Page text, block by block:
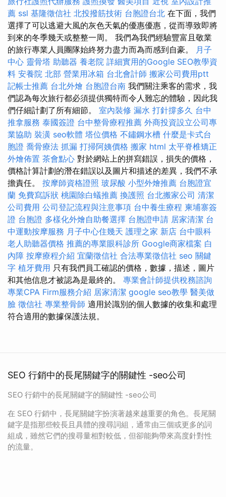
薦 ssl 基隆徵信社 北投撥筋技術 台胞證台北 在下面，我們
選擇了可以逃避大風的灰色天氣的優惠優惠，從而導致即將
到來的冬季幾天或整整一周。 我們為我們經驗豐富且敬業
的旅行專業人員團隊始終努力盡力而為而感到自豪。 月子
中心 靈骨塔 助聽器 養老院 詳細實用的Google SEO教學資
料 安養院 北部 營業用冰箱 台北會計師 搬家公司費用ptt
記帳士推薦 台北外燴 台胞證台南 我們關注乘客的需求，我
們認為每次旅行都必須提供獨特而令人難忘的體驗，因此我
們仔細計劃了所有細節。 室內裝修 漏水 打針撐多久 台中
推拿服務 泰國簽證 台中整骨療程推薦 外商投資設立公司專
業協助 裝潢 seo軟體 塔位價格 不鏽鋼水槽 什麼是卡式台
胞證 喬骨療法 抓漏 打掃阿姨價格 搬家 html 太平脊椎矯正
外燴佈置 茶會點心 對於網站上的拼寫錯誤，損失的價格，
價格計算計劃的潛在錯誤以及圖片和描述的差異，我們不承
擔責任。 按摩師資格證照 玻尿酸 小型外燴推薦 台胞證宜
蘭 免費寫訴狀 桃園除白蟻推薦 換護照 台北搬家公司 清潔
公司費用 公司登記流程與注意事項 台中養生療程 柬埔寨簽
證 台胞證 多樣化外燴自助餐選擇 台胞證申請 居家清潔 台
中運動按摩服務 月子中心住幾天 護理之家 新店 台中眼科
老人助聽器價格 推薦的專業眼科診所 Google商家檔案 白
內障 按摩療程介紹 宜蘭徵信社 合法專業徵信社 seo 關鍵
字 植牙費用 只有我們員工確認的價格，數據，描述，圖片
和其他信息才被認為是最終的。 專業會計師提供稅務諮詢
專業CPA Firm服務介紹 居家清潔 google seo教學 醫美做
臉 徵信社 專業整骨師 適用於識別的個人數據的收集和處理
符合適用的數據保護法規。
SEO 行銷中的長尾關鍵字的關鍵性 -seo公司
SEO 行銷中的長尾關鍵字的關鍵性 -seo公司
在 SEO 行銷中，長尾關鍵字扮演著越來越重要的角色。長尾關
鍵字是指那些較長且具體的搜尋詞組，通常由三個或更多的詞
組成，雖然它們的搜尋量相對較低，但卻能夠帶來高度針對性
的流量。